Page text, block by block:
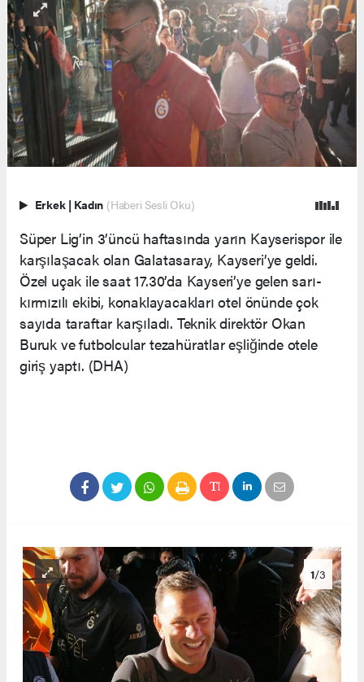
Erkek | Kadın (Haberi Sesli Oku)
Süper Lig’in 3’üncü haftasında yarın Kayserispor ile
karşılaşacak olan Galatasaray, Kayseri’ye geldi.
Özel uçak ile saat 17.30’da Kayseri’ye gelen sarı-
kırmızılı ekibi, konaklayacakları otel önünde çok
sayıda taraftar karşıladı. Teknik direktör Okan
Buruk ve futbolcular tezahüratlar eşliğinde otele
giriş yaptı. (DHA)
1/3